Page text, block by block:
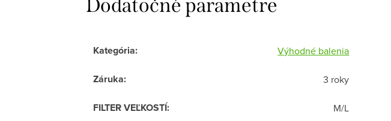
Dodatočné parametre
Kategória: Výhodné balenia
Záruka: 3 roky
FILTER VEĽKOSTÍ: M/L